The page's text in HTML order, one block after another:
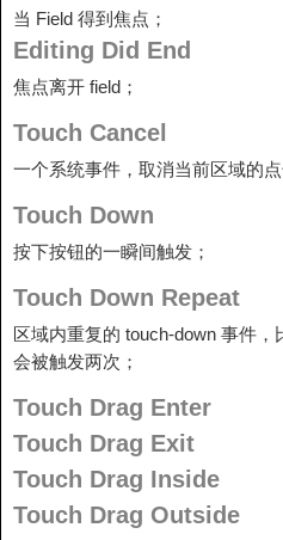
当 Field 得到焦点；
Editing Did End
焦点离开 field；
Touch Cancel
一个系统事件，取消当前区域的
Touch Down
按下按钮的一瞬间触发；
Touch Down Repeat
区域内重复的 touch-down 事件
会被触发两次；
Touch Drag Enter
Touch Drag Exit
Touch Drag Inside
Touch Drag Outside